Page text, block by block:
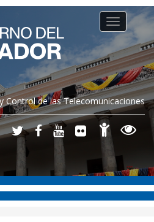
Control de las Telecomunicaciones
Toggle
navigation